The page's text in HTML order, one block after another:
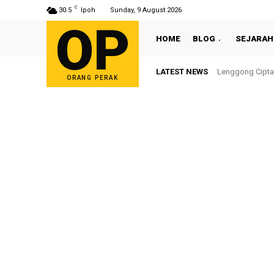
30.5 C Ipoh Sunday, 9 August 2026
OP
ORANG PERAK
HOME BLOG SEJARAH
LATEST NEWS Lenggong